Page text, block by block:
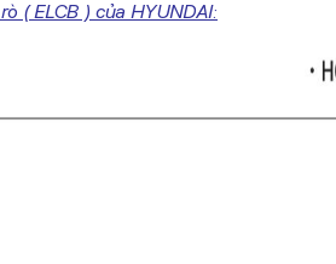
( ELCB ) của HYUNDAI: